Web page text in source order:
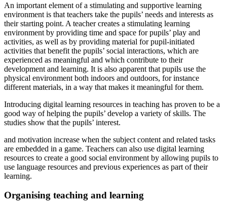
An important element of a stimulating and supportive learning
environment is that teachers take the pupils’ needs and interests as
their starting point. A teacher creates a stimulating learning
environment by providing time and space for pupils’ play and
activities, as well as by providing material for pupil-initiated
activities that benefit the pupils’ social interactions, which are
experienced as meaningful and which contribute to their
development and learning. It is also apparent that pupils use the
physical environment both indoors and outdoors, for instance
different materials, in a way that makes it meaningful for them.
Introducing digital learning resources in teaching has proven to be a
good way of helping the pupils’ develop a variety of skills. The
studies show that the pupils’ interest.
and motivation increase when the subject content and related tasks
are embedded in a game. Teachers can also use digital learning
resources to create a good social environment by allowing pupils to
use language resources and previous experiences as part of their
learning.
Organising teaching and learning